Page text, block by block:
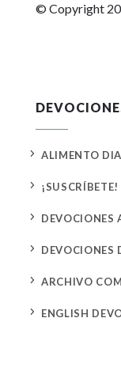
© Copyright
5 ALIMENTO
5 ¡SUSCRÍBETE!
5 DEVOCIONES
5 DEVOCIONES
5 ARCHIVO
5 ENGLISH